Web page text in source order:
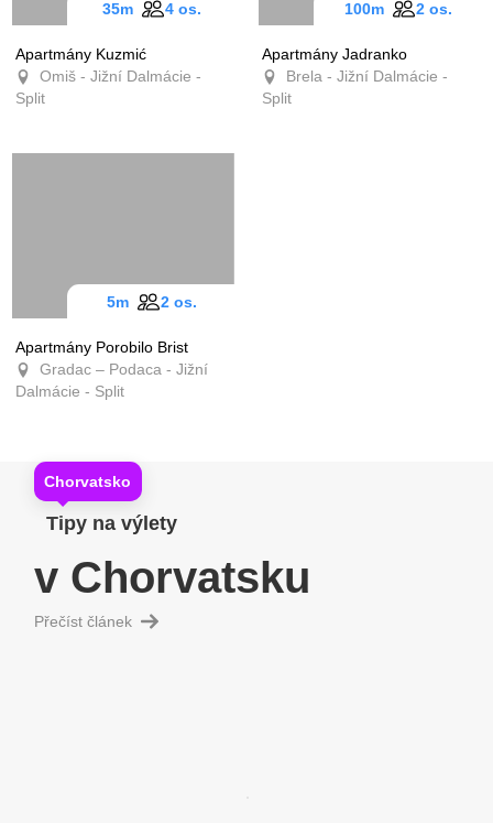
Apartmány Kuzmić
Omiš - Jižní Dalmácie -
Split
35m 4 os.
Apartmány Jadranko
Brela - Jižní Dalmácie -
Split
100m 2 os.
Apartmány Porobilo Brist
Gradac – Podaca - Jižní
Dalmácie - Split
5m 2 os.
Chorvatsko
Tipy na výlety
v Chorvatsku
Přečíst článek